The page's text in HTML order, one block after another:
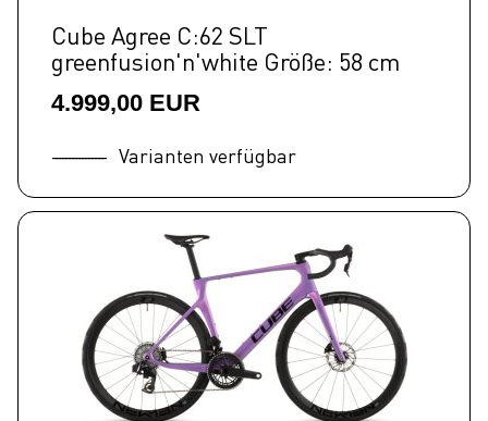
Cube Agree C:62 SLT
greenfusion'n'white Größe: 58 cm
4.999,00 EUR
Varianten verfügbar